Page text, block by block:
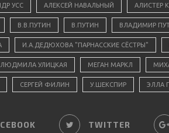
УСС АЛЕКСЕЙ НАВАЛЬНЫЙ АЛИСТЕР
В.В.ПУТИН В.ПУТИН ВЛАДИМИР
И.А.ДЕДЮХОВА "ПАРНАССКИЕ СЁСТРЫ"
ЛЮДМИЛА УЛИЦКАЯ МЕГАН МАРКЛ
СЕРГЕЙ ФИЛИН У.ШЕКСПИР ЭЛЛА
TWITTER